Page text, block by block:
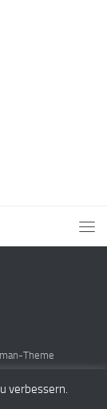
Theme
verbessern.